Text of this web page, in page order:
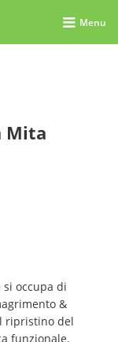
Menu
Mita
occupa di
&
ripristino del
funzionale.